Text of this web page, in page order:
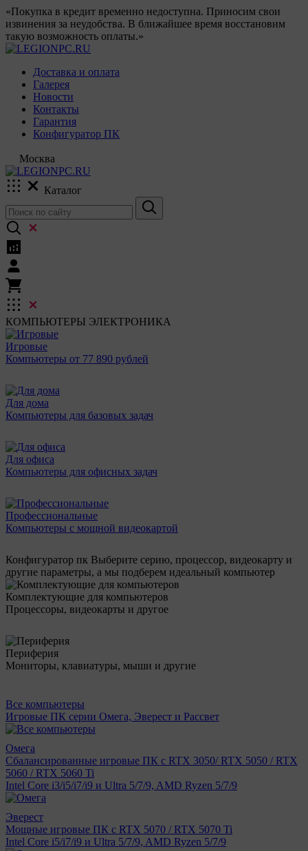
«Покупка в кредит временно недоступна. Приносим свои
извинения за неудобства. В ближайшее время восстановим
такую возможность оплаты.»
Доставка и оплата
Галерея
Новости
Контакты
Гарантия
Конфигуратор ПК
Москва
Каталог
КОМПЬЮТЕРЫ ЭЛЕКТРОНИКА
Игровые
Компьютеры от 77 890 рублей
Для дома
Компьютеры для базовых задач
Для офиса
Компьютеры для офисных задач
Профессиональные
Компьютеры с мощной видеокартой
Конфигуратор пк Выберите серию, процессор, видеокарту и
другие параметры, а мы подберем идеальный компьютер
Комплектующие для компьютеров
Процессоры, видеокарты и другое
Периферия
Мониторы, клавиатуры, мыши и другие
Все компьютеры
Игровые ПК серии Омега, Эверест и Рассвет
Омега
Сбалансированные игровые ПК с RTX 3050/ RTX 5050 / RTX
5060 / RTX 5060 Ti
Intel Core i3/i5/i7/i9 и Ultra 5/7/9, AMD Ryzen 5/7/9
Эверест
Мощные игровые ПК с RTX 5070 / RTX 5070 Ti
Intel Core i5/i7/i9 и Ultra 5/7/9, AMD Ryzen 5/7/9